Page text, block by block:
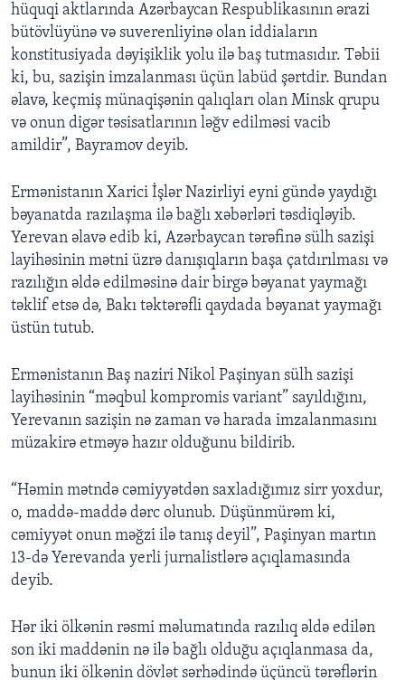
hüquqi aktlarında Azərbaycan Respublikasının ərazi
bütövlüyünə və suverenliyinə olan iddiaların
konstitusiyada dəyişiklik yolu ilə baş tutmasıdır. Təbii
ki, bu, sazişin imzalanması üçün labüd şərtdir. Bundan
əlavə, keçmiş münaqişənin qalıqları olan Minsk qrupu
və onun digər təsisatlarının ləğv edilməsi vacib
amildir”, Bayramov deyib.
Ermənistanın Xarici İşlər Nazirliyi eyni gündə yaydığı
bəyanatda razılaşma ilə bağlı xəbərləri təsdiqləyib.
Yerevan əlavə edib ki, Azərbaycan tərəfinə sülh sazişi
layihəsinin mətni üzrə danışıqların başa çatdırılması və
razılığın əldə edilməsinə dair birgə bəyanat yaymağı
təklif etsə də, Bakı təktərəfli qaydada bəyanat yaymağı
üstün tutub.
Ermənistanın Baş naziri Nikol Paşinyan sülh sazişi
layihəsinin “məqbul kompromis variant” sayıldığını,
Yerevanın sazişin nə zaman və harada imzalanmasını
müzakirə etməyə hazır olduğunu bildirib.
“Həmin mətndə cəmiyyətdən saxladığımız sirr yoxdur,
o, maddə-maddə dərc olunub. Düşünmürəm ki,
cəmiyyət onun məğzi ilə tanış deyil”, Paşinyan martın
13-də Yerevanda yerli jurnalistlərə açıqlamasında
deyib.
Hər iki ölkənin rəsmi məlumatında razılıq əldə edilən
son iki maddənin nə ilə bağlı olduğu açıqlanmasa da,
bunun iki ölkənin dövlət sərhədində üçüncü tərəflərin